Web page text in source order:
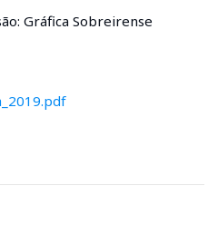
Gráfica Sobreirense